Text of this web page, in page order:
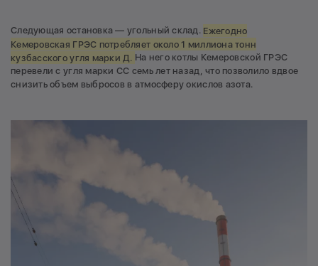
Следующая остановка — угольный склад. Ежегодно
Кемеровская ГРЭС потребляет около 1 миллиона тонн
кузбасского угля марки Д. На него котлы Кемеровской ГРЭС
перевели с угля марки СС семь лет назад, что позволило вдвое
снизить объем выбросов в атмосферу окислов азота.